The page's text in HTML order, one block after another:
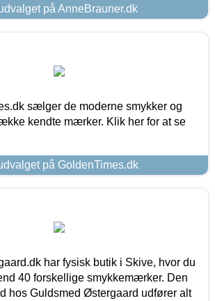
på AnneBrauner.dk
sælger de moderne smykker og
kendte mærker. Klik her for at se
på GoldenTimes.dk
har fysisk butik i Skive, hvor du
40 forskellige smykkemærker. Den
hos Guldsmed Østergaard udfører alt